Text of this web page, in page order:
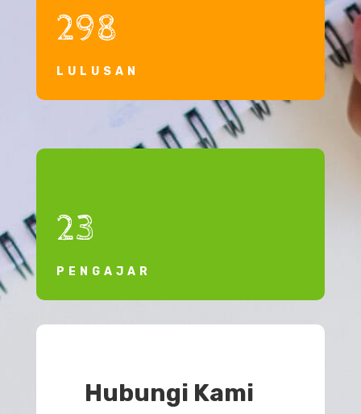
298
LULUSAN
23
PENGAJAR
Hubungi Kami